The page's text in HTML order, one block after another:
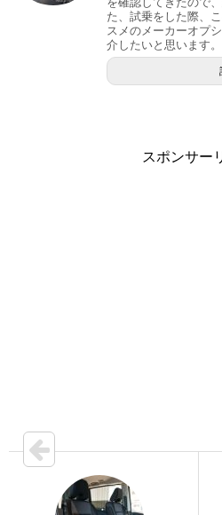
た、試乗をした際、
スメのメーカーオプ
介したいと思います。
スポンサー